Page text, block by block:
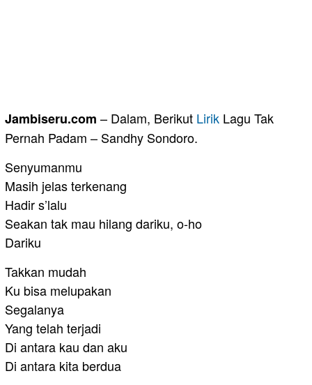
Jambiseru.com – Dalam, Berikut Lirik Lagu Tak
Pernah Padam – Sandhy Sondoro.
Senyumanmu
Masih jelas terkenang
Hadir s’lalu
Seakan tak mau hilang dariku, o-ho
Dariku
Takkan mudah
Ku bisa melupakan
Segalanya
Yang telah terjadi
Di antara kau dan aku
Di antara kita berdua